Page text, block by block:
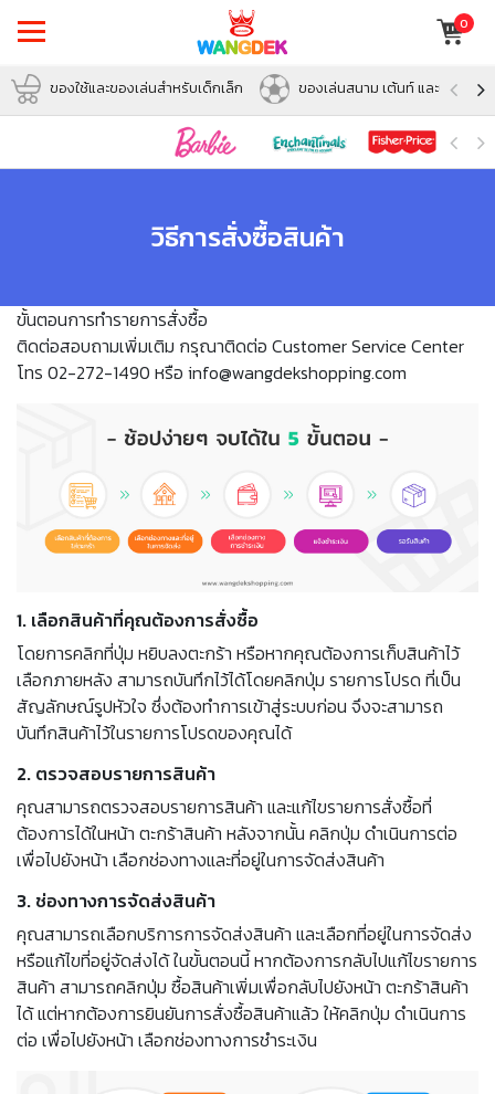
0
ของใช้และของเล่นสำหรับเด็กเล็ก ของเล่นสนาม เต้นท์ และบอล
วิธีการสั่งซื้อสินค้า
ขั้นตอนการทำรายการสั่งซื้อ
ติดต่อสอบถามเพิ่มเติม กรุณาติดต่อ Customer Service Center
โทร 02-272-1490 หรือ info@wangdekshopping.com
1. เลือกสินค้าที่คุณต้องการสั่งซื้อ
โดยการคลิกที่ปุ่ม หยิบลงตะกร้า หรือหากคุณต้องการเก็บสินค้าไว้
เลือกภายหลัง สามารถบันทึกไว้ได้โดยคลิกปุ่ม รายการโปรด ที่เป็น
สัญลักษณ์รูปหัวใจ ซึ่งต้องทำการเข้าสู่ระบบก่อน จึงจะสามารถ
บันทึกสินค้าไว้ในรายการโปรดของคุณได้
2. ตรวจสอบรายการสินค้า
คุณสามารถตรวจสอบรายการสินค้า และแก้ไขรายการสั่งซื้อที่
ต้องการได้ในหน้า ตะกร้าสินค้า หลังจากนั้น คลิกปุ่ม ดำเนินการต่อ
เพื่อไปยังหน้า เลือกช่องทางและที่อยู่ในการจัดส่งสินค้า
3. ช่องทางการจัดส่งสินค้า
คุณสามารถเลือกบริการการจัดส่งสินค้า และเลือกที่อยู่ในการจัดส่ง
หรือแก้ไขที่อยู่จัดส่งได้ ในขั้นตอนนี้ หากต้องการกลับไปแก้ไขรายการ
สินค้า สามารถคลิกปุ่ม ซื้อสินค้าเพิ่มเพื่อกลับไปยังหน้า ตะกร้าสินค้า
ได้ แต่หากต้องการยินยันการสั่งซื้อสินค้าแล้ว ให้คลิกปุ่ม ดำเนินการ
ต่อ เพื่อไปยังหน้า เลือกช่องทางการชำระเงิน